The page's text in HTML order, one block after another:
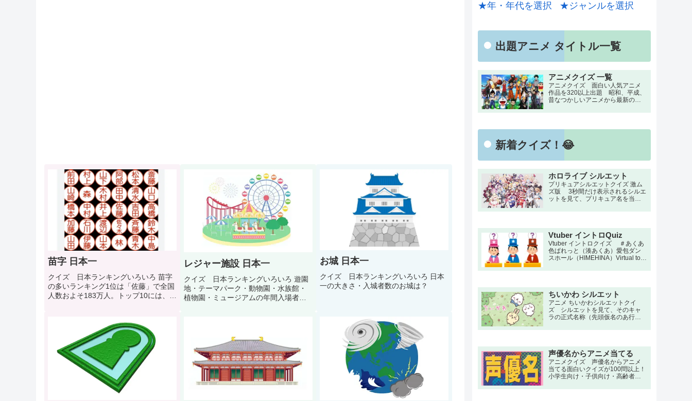
苗字 日本一
クイズ 日本ランキングいろいろ 苗字
の多いランキング1位は「佐藤」で全国
人数およそ183万人。トップ10には、2
「山本」、8位「中村」、9位「小
林」、10位「加藤」がランクイン。
レジャー施設 日本一
クイズ 日本ランキングいろいろ 遊園
地・テーマパーク・動物園・水族館・
植物園・ミュージアムの年間入場者数
お城 日本一
クイズ 日本ランキングいろいろ 日本
一の大きさ・入城者数のお城は？
★年・年代を選択 ★ジャンルを選択
出題アニメ タイトル一覧
アニメクイズ 一覧
アニメクイズ 面白い人気アニメ
作品を320以上出題 昭和、平成、
昔なつかしいアニメから最新のア
定！ 名言・セリフ・キャラクタ
択問題までの小学生の簡単問題か
上級のランク付け。
新着クイズ！😂
ホロライブ シルエット
プリキュアシルエットクイズ 激ム
ズ版 3秒間だけ表示されるシルエ
ットを見て、プリキュア名を当て
クイズです。 プリキュアファン
をめざしてチャレンジ！！
Vtuber イントロQuiz
Vtuber イントロクイズ ＃あくあ
色ぱれっと（湊あくあ）愛包ダン
スホール（HIMEHINA）Virtual to
芽）III（宝鐘マリン＆こぼ・かなえ
（ROF-MAO）おとせサンダー（ぼ
っちぼろまる）ビビデバ（星街す
いせい）美少女無罪♡パイレーツ
（宝鐘マリン）粛聖!! ロリ神レクイ
エム☆（しぐれうい）
ちいかわ シルエット
アニメ ちいかわシルエットクイ
ズ シルエットを見て、そのキャ
ラの正式名称（先頭仮名のあ行～
学生向け・子供向け・高齢者向け
ら大人向け・上級者向けの超激ム
ズ、難問もあります。
声優名からアニメ当てる
アニメクイズ 声優名からアニメ
当てる面白いクイズが100問以上！
小学生向け・子供向け・高齢者向
から大人向け・上級者向けの超激